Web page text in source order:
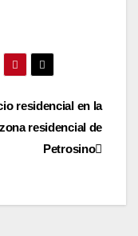
residencial en la
zona residencial de
Petrosino